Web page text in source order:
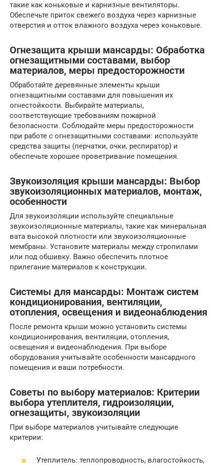
такие как коньковые и карнизные вентиляторы.
Обеспечьте приток свежего воздуха через карнизные
отверстия и отток влажного воздуха через коньковые.
Огнезащита крыши мансарды: Обработка
огнезащитными составами, выбор
материалов, меры предосторожности
Обработайте деревянные элементы крыши
огнезащитными составами для повышения их
огнестойкости. Выбирайте материалы,
соответствующие требованиям пожарной
безопасности. Соблюдайте меры предосторожности
при работе с огнезащитными составами: используйте
средства защиты (перчатки, очки, респиратор) и
обеспечьте хорошее проветривание помещения.
Звукоизоляция крыши мансарды: Выбор
звукоизоляционных материалов, монтаж,
особенности
Для звукоизоляции используйте специальные
звукоизоляционные материалы, такие как минеральная
вата высокой плотности или звукоизоляционные
мембраны. Установите материалы между стропилами
или под обшивку. Важно обеспечить плотное
прилегание материалов к конструкции.
Системы для мансарды: Монтаж систем
кондиционирования, вентиляции,
отопления, освещения и видеонаблюдения
После ремонта крыши можно установить системы
кондиционирования, вентиляции, отопления,
освещения и видеонаблюдения. При выборе
оборудования учитывайте особенности мансардного
помещения и ваши потребности.
Советы по выбору материалов: Критерии
выбора утеплителя, гидроизоляции,
огнезащиты, звукоизоляции
При выборе материалов учитывайте следующие
критерии:
Утеплитель: теплопроводность, влагостойкость,